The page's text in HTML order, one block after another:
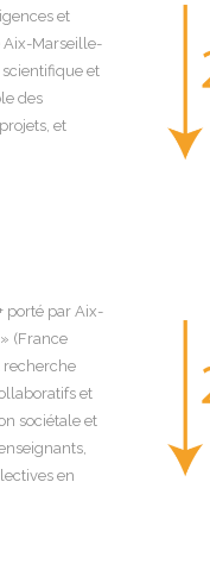
et
Aix-Marseille-
scientifique et
des
et
porté par Aix-
(France
recherche
et
sociétale et
en